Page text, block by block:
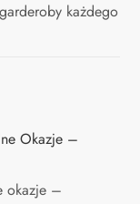
każdego
Okazje –
okazje –